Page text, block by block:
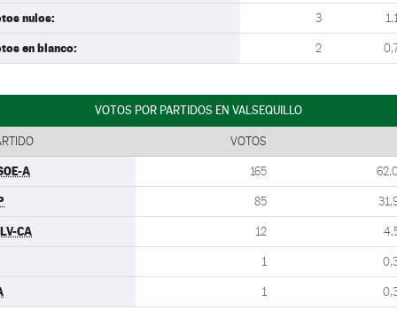
nulos: 3
en blanco: 2
VOTOS POR PARTIDOS EN VALSEQUILLO
VOTOS
A 165
85
CA 12
1
1